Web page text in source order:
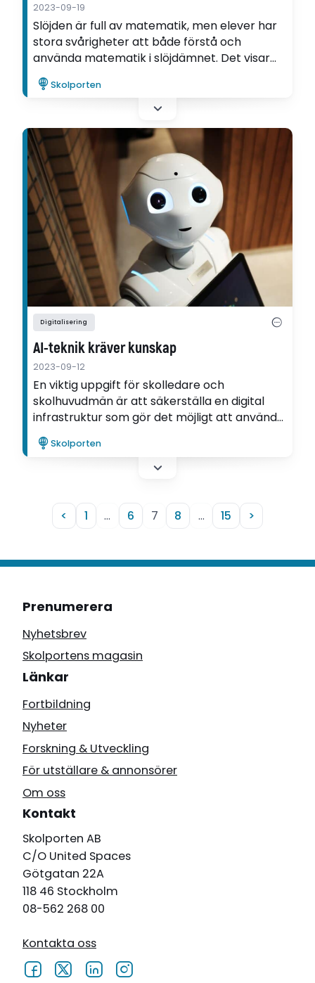
2023-09-19
Slöjden är full av matematik, men elever har
stora svårigheter att både förstå och
använda matematik i slöjdämnet. Det visar
Åsa Hjelms avhandling, som nu har valts till
Lärarpanelens favorit.
Skolporten
Digitalisering
AI-teknik kräver kunskap
2023-09-12
En viktig uppgift för skolledare och
skolhuvudmän är att säkerställa en digital
infrastruktur som gör det möjligt att använda
AI-teknik i skolan. Det menar Erik Winerö,
gymnasielärare och forskare vid Göteborgs
Skolporten
< 1 … 6 7 8 … 15 >
Prenumerera
Nyhetsbrev
Skolportens magasin
Länkar
Fortbildning
Nyheter
Forskning & Utveckling
För utställare & annonsörer
Om oss
Kontakt
Skolporten AB
C/O United Spaces
Götgatan 22A
118 46 Stockholm
08-562 268 00
Kontakta oss